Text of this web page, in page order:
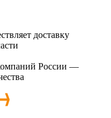
доставку
России —